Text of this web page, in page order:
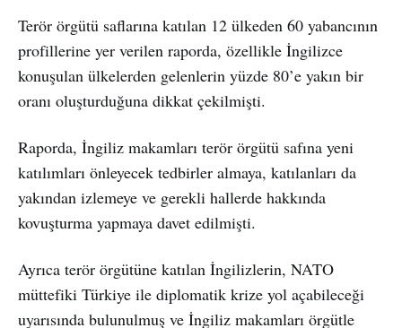
Terör örgütü saflarına katılan 12 ülkeden 60 yabancının
profillerine yer verilen raporda, özellikle İngilizce
konuşulan ülkelerden gelenlerin yüzde 80’e yakın bir
oranı oluşturduğuna dikkat çekilmişti.
Raporda, İngiliz makamları terör örgütü safına yeni
katılımları önleyecek tedbirler almaya, katılanları da
yakından izlemeye ve gerekli hallerde hakkında
kovuşturma yapmaya davet edilmişti.
Ayrıca terör örgütüne katılan İngilizlerin, NATO
müttefiki Türkiye ile diplomatik krize yol açabileceği
uyarısında bulunulmuş ve İngiliz makamları örgütle